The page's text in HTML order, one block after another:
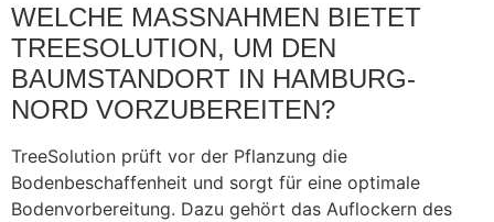
WELCHE MASSNAHMEN BIETET T
REESOLUTION, UM DEN B
AUMSTANDORT IN HAMBURG-N
ORD VORZUBEREITEN?
TreeSolution prüft vor der Pflanzung die
Bodenbeschaffenheit und sorgt für eine optimale
Bodenvorbereitung. Dazu gehört das Auflockern des